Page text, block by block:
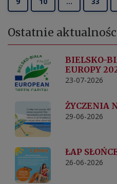
Ostatnie
BIELSKO-
EUROPY
23-07-2026
ŻYCZENIA
29-06-2026
ŁAP
26-06-2026